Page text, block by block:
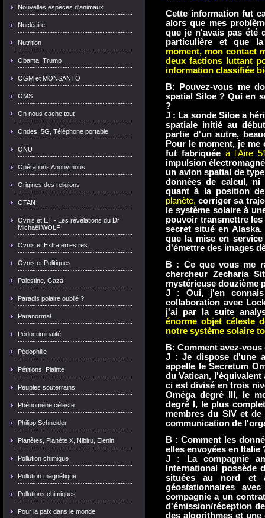
Nouvelles espèces d'animaux
Nucléaire
Nutrition
Obama, Trump
OGM et MONSANTO
OMS
On nous cache tout
Ondes, 5G, Téléphone portable
ONU
Opérations Anonymous
Origines des religions
OTAN
Ovnis et ET - Les révélations du Dr
Michaël WOLF
Ovnis et Extraterrestres
Ovnis et Politiques
Palestine, Gaza
Paradis polaire oublié ?
Paranormal
Pédocriminalité
Pédophilie
Pétitions, Plainte
Peuples souterrains
Phénomène céleste
Philipp Schneider
Planètes, Planète X, Nibiru, Elenin
Pollution chimique
Pollution magnétique
Pollutions chimiques
Pour la paix dans le monde
Cette information fut
alors que mes
que je n'avais pas été
particulière et que
moment, mon contact
deux factions luttant
information classifiée
B: Pouvez-vous me
spatial Siloe ? Qui en
?
J : La sonde Siloe a
spatiale initié au
partie d'un autre,
Pour le moment, je
fut fabriquée à l'Aire
impulsion
un avion spatial de type
données de calcul, ni
quant à la position de
planète, corriger sa
le système solaire à
pouvoir transmettre
secret situé en
que la mise en
d'émettre des images
B : Ce que vous me
chercheur Zecharia
mystérieuse douzième
J : Oui, j'en connais
collaboration avec
j'ai par la suite
énorme objet céleste
notre système solaire
B: Comment avez-
J : Je dispose d'une
appelle le Secretum
du Vatican, l'équivalent
ci est divisé en trois
Oméga degré III, le
degré I, le plus
membres du SIV et
communication de
B : Comment les
elles envoyées en Italie
J : La compagnie
International possède
situées au nord et
géostationnaires
compagnie a un
d'émission/réception
des algorithmes et une